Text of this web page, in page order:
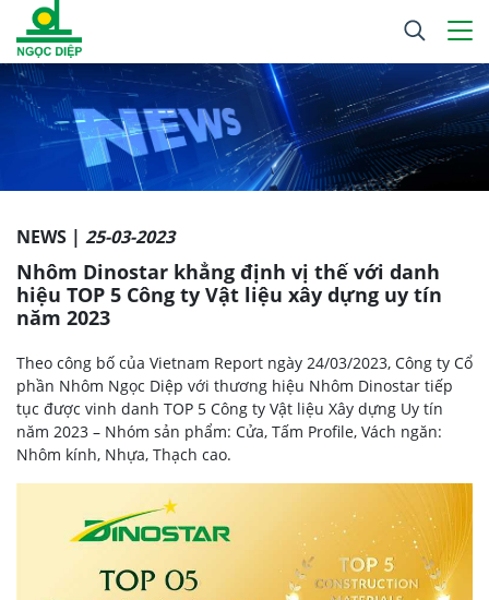
NEWS | 25-03-2023
Nhôm Dinostar khẳng định vị thế với danh
hiệu TOP 5 Công ty Vật liệu xây dựng uy tín
năm 2023
Theo công bố của Vietnam Report ngày 24/03/2023, Công ty Cổ
phần Nhôm Ngọc Diệp với thương hiệu Nhôm Dinostar tiếp
tục được vinh danh TOP 5 Công ty Vật liệu Xây dựng Uy tín
năm 2023 – Nhóm sản phẩm: Cửa, Tấm Profile, Vách ngăn:
Nhôm kính, Nhựa, Thạch cao.